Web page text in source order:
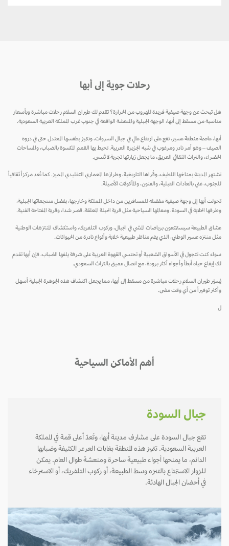
رحلات جوية إلى أبها
هل تبحث عن وجهة صيفية فريدة للهروب من الحرارة؟ تقدم لك طيران السلام رحلات مباشرة وبأسعار
مناسبة من مسقط إلى أبها، الوجهة الجبلية والمنعشة الواقعة في جنوب غرب المملكة العربية السعودية.
أبها، عاصمة منطقة عسير، تقع على ارتفاع عالٍ في جبال السروات، وتتميز بطقسها المعتدل حتى في ذروة
الصيف – وهو أمر نادر ومرغوب في شبه الجزيرة العربية. تحيط بها القمم المكسوة بالضباب، والمساحات
الخضراء، والتراث الثقافي العريق، ما يجعل زيارتها تجربة لا تُنسى.
تشتهر المدينة بمناخها اللطيف، وقُراها التاريخية، وطرازها المعماري التقليدي المميز. كما تُعد مركزاً ثقافياً
للجنوب، غني بالعادات القبلية، والفنون، والمأكولات الأصيلة.
تحولت أبها إلى وجهة صيفية مفضلة للمسافرين من داخل المملكة وخارجها، بفضل منتجعاتها الجبلية،
وطرقها الخلابة في السودة، ومعالمها السياحية مثل قرية الحبلة المعلقة، قصر شدا، وقرية المفتاحة الفنية.
عشاق الطبيعة سيستمتعون برياضات المشي في الجبال، وركوب التلفريك، واستكشاف المنتزهات الوطنية
مثل منتزه عسير الوطني، الذي يضم مناظر طبيعية خلابة وأنواع نادرة من الحيوانات.
سواء كنت تتجول في الأسواق الشعبية أو تحتسي القهوة العربية على شرفة يلفها الضباب، فإن أبها تقدم
لك إيقاع حياة أبطأ وأجواء أكثر برودة، مع اتصال عميق بالتراث السعودي.
يُسيّر طيران السلام رحلات مباشرة من مسقط إلى أبها، مما يجعل اكتشاف هذه الجوهرة الجبلية أسهل
وأكثر توفيراً من أي وقت مضى.
أهم الأماكن السياحية
جبال السودة
تقع جبال السودة على مشارف مدينة أبها، وتُعدّ أعلى قمة في المملكة
العربية السعودية. تتميز هذه المنطقة بغابات العرعر الكثيفة وضبابها
الدائم، ما يمنحها أجواء طبيعية ساحرة ومنعشة طوال العام. يمكن
للزوار الاستمتاع بالتنزه وسط الطبيعة، أو ركوب التلفريك، أو الاسترخاء
في أحضان الجبال الهادئة.